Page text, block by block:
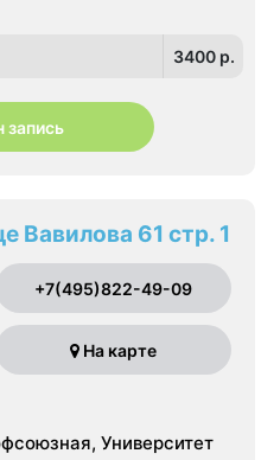
3400 p.
запись
Вавилова 61 стр. 1
+7(495)822-49-09
На карте
Университет